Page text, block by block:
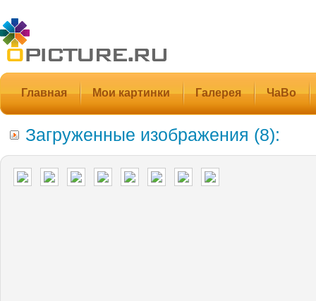
Главная Мои картинки Галерея ЧаВо
Загруженные изображения (8):